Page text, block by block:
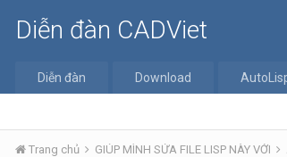
Diễn đàn CADViet
Diễn đàn Download
Trang chủ GIÚP MÌNH SỬA FILE LISP NÀY VỚI